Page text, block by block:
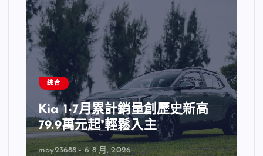
綜合
Kia 1-7月累計銷量創歷史新高
79.9萬元起*輕鬆入主
may23688 6 8 月, 2026